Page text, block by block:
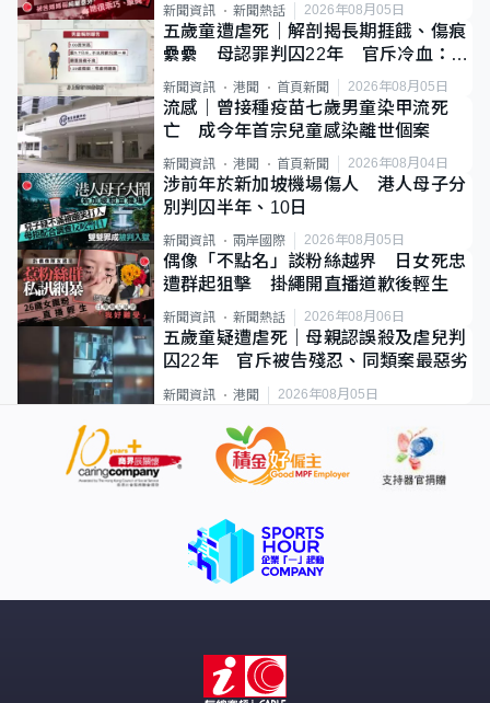
新聞資訊 新聞熱話 2026年08月05日
五歲童遭虐死｜解剖揭長期捱餓、傷痕
纍纍 母認罪判囚22年 官斥冷血：同
類案最惡劣
新聞資訊 港聞 首頁新聞 2026年08月05日
流感｜曾接種疫苗七歲男童染甲流死
亡 成今年首宗兒童感染離世個案
新聞資訊 港聞 首頁新聞 2026年08月04日
涉前年於新加坡機場傷人 港人母子分
別判囚半年、10日
新聞資訊 兩岸國際 2026年08月05日
偶像「不點名」談粉絲越界 日女死忠
遭群起狙擊 掛繩開直播道歉後輕生
新聞資訊 新聞熱話 2026年08月06日
五歲童疑遭虐死｜母親認誤殺及虐兒判
囚22年 官斥被告殘忍、同類案最惡劣
新聞資訊 港聞 2026年08月05日